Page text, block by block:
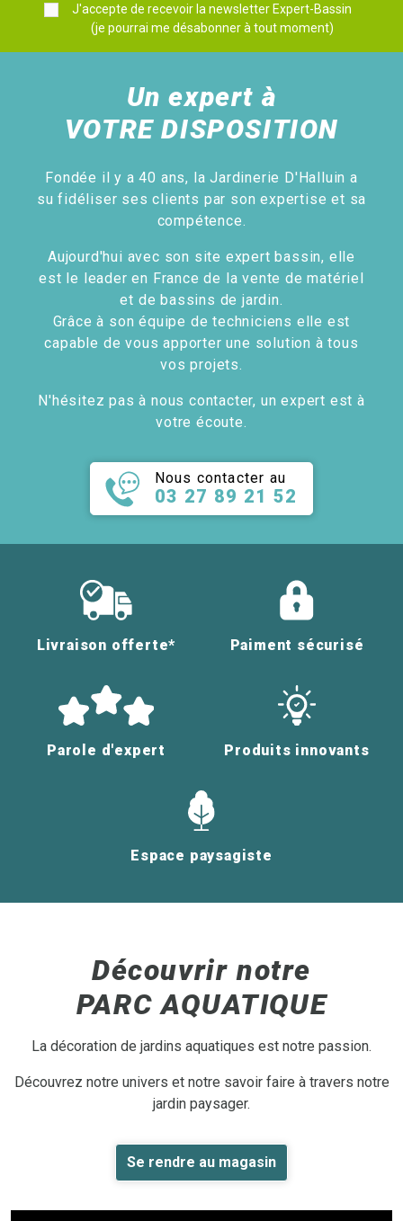
J'accepte de recevoir la newsletter Expert-Bassin
(je pourrai me désabonner à tout moment)
Un expert à
VOTRE DISPOSITION
Fondée il y a 40 ans, la Jardinerie D'Halluin a
su fidéliser ses clients par son expertise et sa
compétence.
Aujourd'hui avec son site expert bassin, elle
est le leader en France de la vente de matériel
et de bassins de jardin.
Grâce à son équipe de techniciens elle est
capable de vous apporter une solution à tous
vos projets.
N'hésitez pas à nous contacter, un expert est à
votre écoute.
Nous contacter au
03 27 89 21 52
Livraison offerte* Paiment sécurisé
Parole d'expert Produits innovants
Espace paysagiste
Découvrir notre
PARC AQUATIQUE
La décoration de jardins aquatiques est notre passion.
Découvrez notre univers et notre savoir faire à travers notre
jardin paysager.
Se rendre au magasin